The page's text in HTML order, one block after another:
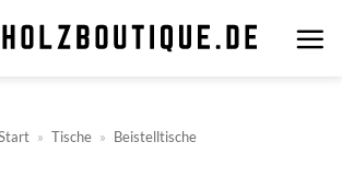
» Tische » Beistelltische